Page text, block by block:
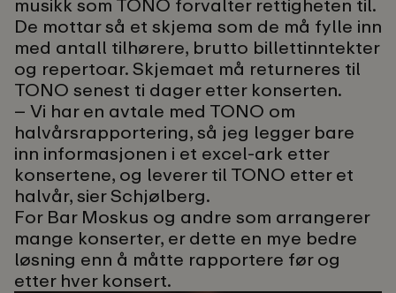
musikk som TONO forvalter rettigheten til.
De mottar så et skjema som de må fylle inn
med antall tilhørere, brutto billettinntekter
og repertoar. Skjemaet må returneres til
TONO senest ti dager etter konserten.
– Vi har en avtale med TONO om
halvårsrapportering, så jeg legger bare
inn informasjonen i et excel-ark etter
konsertene, og leverer til TONO etter et
halvår, sier Schjølberg.
For Bar Moskus og andre som arrangerer
mange konserter, er dette en mye bedre
løsning enn å måtte rapportere før og
etter hver konsert.